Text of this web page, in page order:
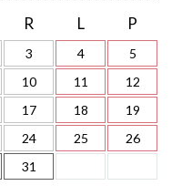
R L P
3 4
5
10 11
12
17 18
19
24 25
26
31